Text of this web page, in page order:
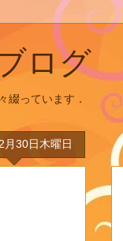
ログ
綴っています．
月30日木曜日